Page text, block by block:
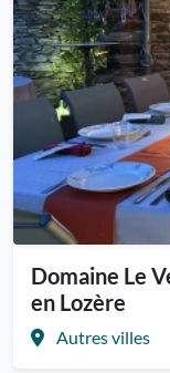
Domaine Le
en Lozère
Autres villes